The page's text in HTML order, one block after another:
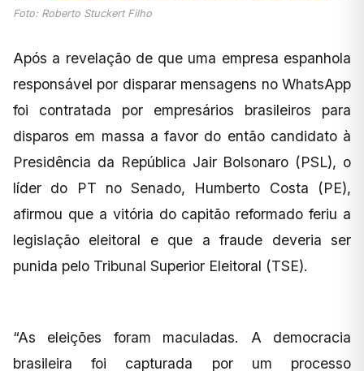
Foto: Roberto Stuckert Filho
Após a revelação de que uma empresa espanhola
responsável por disparar mensagens no WhatsApp
foi contratada por empresários brasileiros para
disparos em massa a favor do então candidato à
Presidência da República Jair Bolsonaro (PSL), o
líder do PT no Senado, Humberto Costa (PE),
afirmou que a vitória do capitão reformado feriu a
legislação eleitoral e que a fraude deveria ser
punida pelo Tribunal Superior Eleitoral (TSE).
“As eleições foram maculadas. A democracia
brasileira foi capturada por um processo